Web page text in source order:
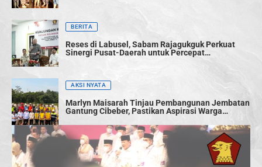
BERITA
Reses di Labusel, Sabam Rajagukguk Perkuat
Sinergi Pusat-Daerah untuk Percepat
AKSI NYATA
Marlyn Maisarah Tinjau Pembangunan Jembatan
Gantung Cibeber, Pastikan Aspirasi Warga